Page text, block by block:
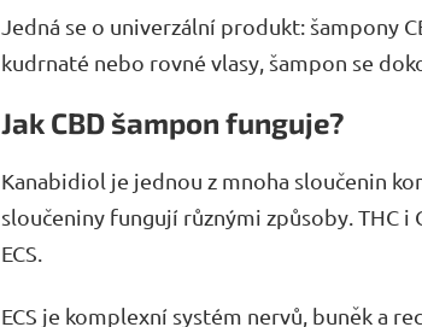
Jedná se o univerzální produkt: šampony
kudrnaté nebo rovné vlasy, šampon se
Jak CBD šampon funguje?
Kanabidiol je jednou z mnoha sloučenin
sloučeniny fungují různými způsoby. THC i
ECS.
ECS je komplexní systém nervů, buněk a